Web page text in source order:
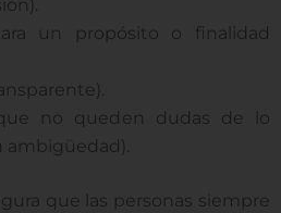
un propósito o finalidad
no queden dudas de lo
ambigüedad).
que las personas siempre